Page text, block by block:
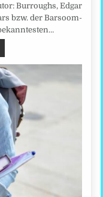
Burroughs, Edgar
bzw. der Barsoom-